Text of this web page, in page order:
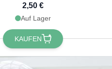
2,50 €
Auf Lager
KAUFEN